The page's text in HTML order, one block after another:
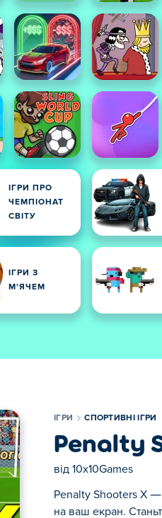
ІГРИ ПРО
ЧЕМПІОНАТ
СВІТУ
ІГРИ З
М'ЯЧЕМ
ІГРИ СПОРТИВНІ ІГРИ
Penalty
від 10x10Games
Penalty Shooters X —
на ваш екран.